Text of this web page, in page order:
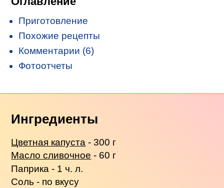
Приготовление
Похожие рецепты
Комментарии (6)
Фотоотчеты
Ингредиенты
Цветная капуста - 300 г
Масло сливочное - 60 г
Паприка - 1 ч. л.
Соль - по вкусу